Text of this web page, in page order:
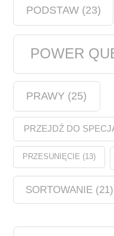
PODSTAW(23)
POWER
PRAWY (25)
PRZEJDŹ DO
PRZESUNIĘCIE (13)
SORTOWANIE(21)